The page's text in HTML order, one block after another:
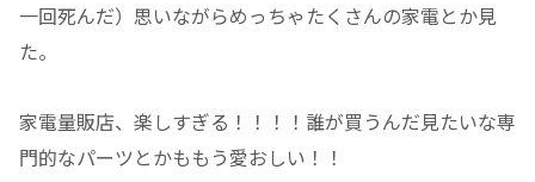
一回死んだ）思いながらめっちゃたくさんの家電とか見
た。
家電量販店、楽しすぎる！！！！誰が買うんだ見たいな専
門的なパーツとかももう愛おしい！！